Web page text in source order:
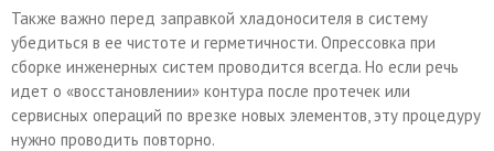
Также важно перед заправкой хладоносителя в систему
убедиться в ее чистоте и герметичности. Опрессовка при
сборке инженерных систем проводится всегда. Но если речь
идет о «восстановлении» контура после протечек или
сервисных операций по врезке новых элементов, эту процедуру
нужно проводить повторно.